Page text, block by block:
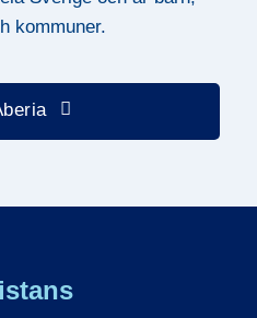
kommuner.